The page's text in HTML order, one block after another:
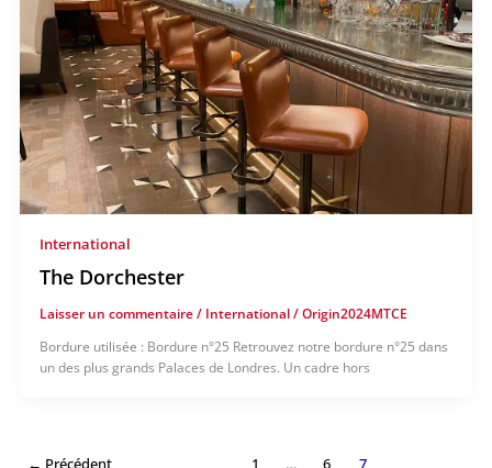
International
The Dorchester
Laisser un commentaire/ International/Origin2024MTCE
Bordure utilisée : Bordure n°25 Retrouvez notre bordure n°25 dans
un des plus grands Palaces de Londres. Un cadre hors
← Précédent 1 … 6 7